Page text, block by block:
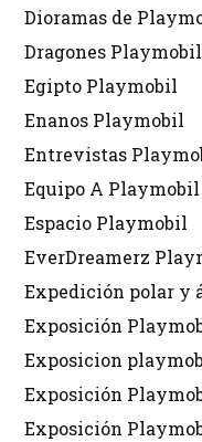
Dioramas de
Dragones Playmobil
Egipto Playmobil
Enanos Playmobil
Entrevistas
Equipo A Playmobil
Espacio Playmobil
EverDreamerz
Expedición polar y
Exposición
Exposicion
Exposición
Exposición